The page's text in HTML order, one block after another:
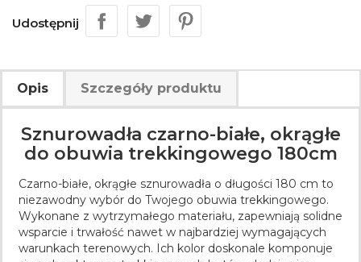
Udostępnij
Opis Szczegóły produktu
Sznurowadła czarno-białe, okrągłe
do obuwia trekkingowego 180cm
Czarno-białe, okrągłe sznurowadła o długości 180 cm to
niezawodny wybór do Twojego obuwia trekkingowego.
Wykonane z wytrzymałego materiału, zapewniają solidne
wsparcie i trwałość nawet w najbardziej wymagających
warunkach terenowych. Ich kolor doskonale komponuje